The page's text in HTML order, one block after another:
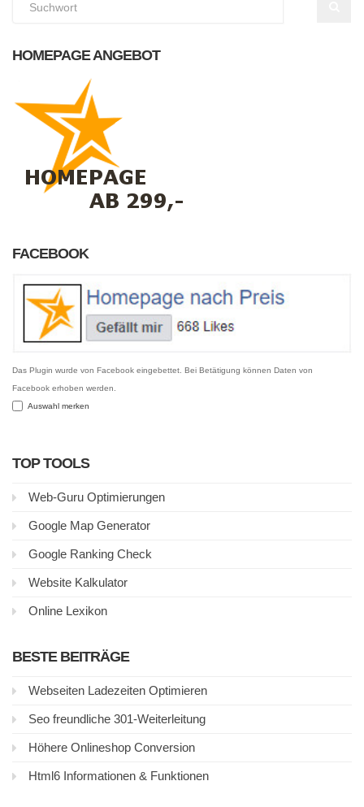
HOMEPAGE ANGEBOT
FACEBOOK
Das Plugin wurde von Facebook eingebettet. Bei Betätigung können Daten von
Facebook erhoben werden.
Auswahl merken
TOP TOOLS
Web-Guru Optimierungen
Google Map Generator
Google Ranking Check
Website Kalkulator
Online Lexikon
BESTE BEITRÄGE
Webseiten Ladezeiten Optimieren
Seo freundliche 301-Weiterleitung
Höhere Onlineshop Conversion
Html6 Informationen & Funktionen